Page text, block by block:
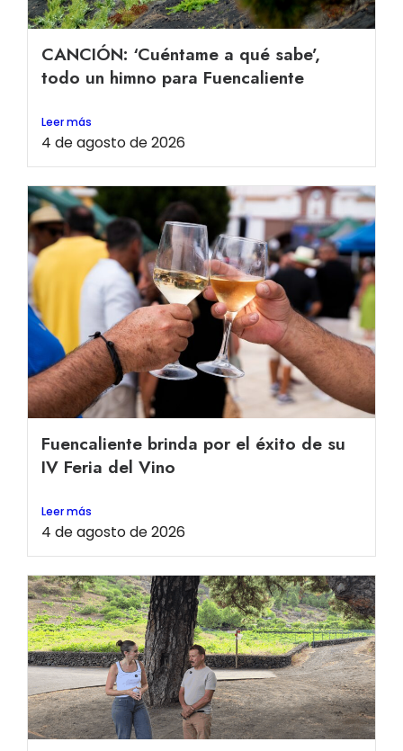
CANCIÓN: ‘Cuéntame a qué sabe’,
todo un himno para Fuencaliente
Leer más
4 de agosto de 2026
Fuencaliente brinda por el éxito de su
IV Feria del Vino
Leer más
4 de agosto de 2026